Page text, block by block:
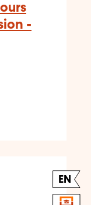
-
EN